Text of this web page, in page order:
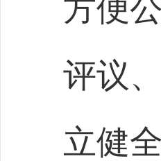
方便
评议
立健